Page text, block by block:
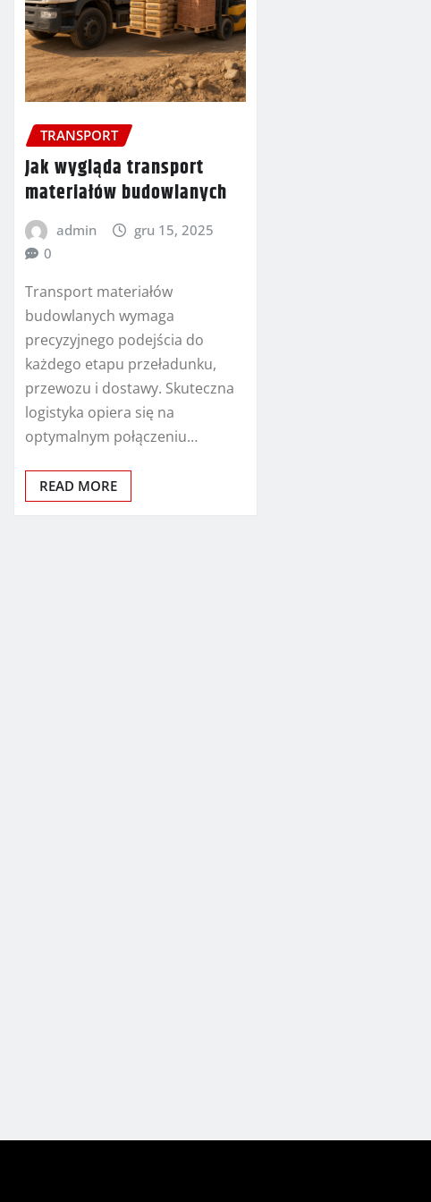
TRANSPORT
Jak wygląda transport
materiałów budowlanych
admin
gru 15, 2025
0
Transport materiałów
budowlanych wymaga
precyzyjnego podejścia do
każdego etapu przeładunku,
przewozu i dostawy. Skuteczna
logistyka opiera się na
optymalnym połączeniu…
READ MORE